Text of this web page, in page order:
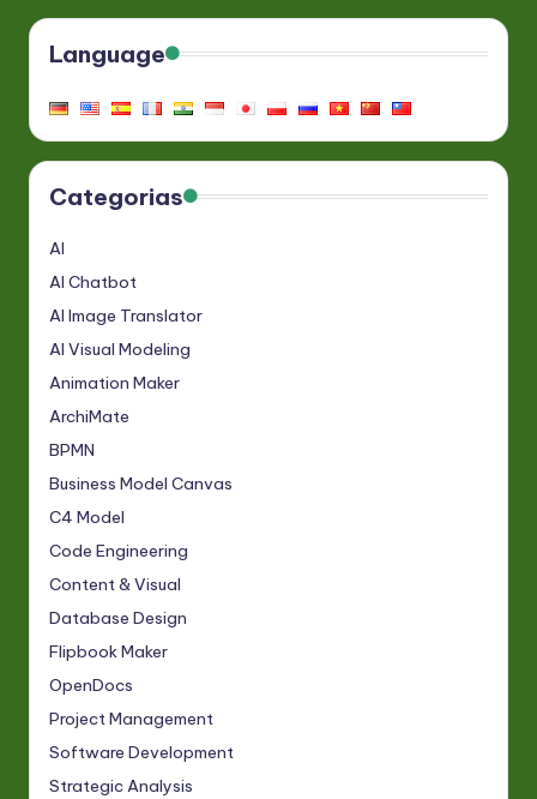
Language
Categorias
AI
AI Chatbot
AI Image Translator
AI Visual Modeling
Animation Maker
ArchiMate
BPMN
Business Model Canvas
C4 Model
Code Engineering
Content & Visual
Database Design
Flipbook Maker
OpenDocs
Project Management
Software Development
Strategic Analysis